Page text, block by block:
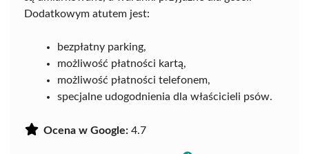
Dodatkowym atutem jest:
bezpłatny parking,
możliwość płatności kartą,
możliwość płatności telefonem,
specjalne udogodnienia dla właścicieli psów.
Ocena w Google: 4.7